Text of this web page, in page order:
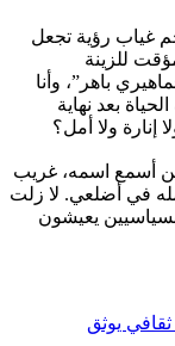
غياب رؤية تجعل
للزينة
باهر”، وأنا
بعد نهاية
إنارة ولا أمل؟
أسمع اسمه، غريب
في أضلعي. لا زلت
يعيشون
يوثق